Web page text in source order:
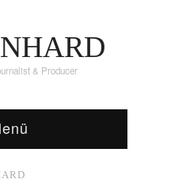
& Producer